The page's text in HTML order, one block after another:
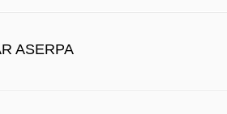
ASERPA